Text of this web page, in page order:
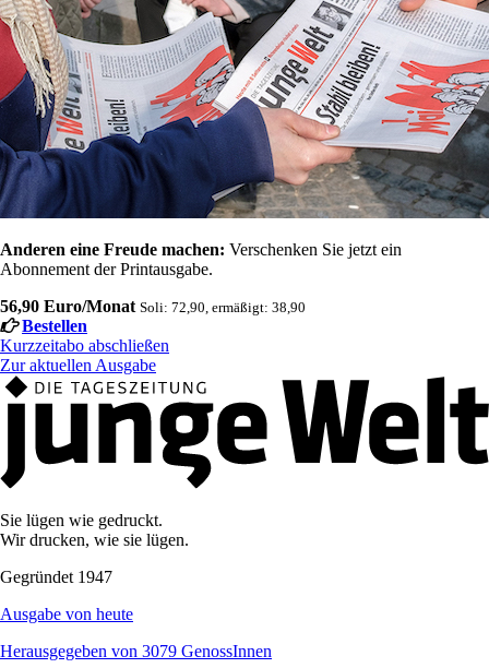
Anderen eine Freude machen: Verschenken Sie jetzt ein
Abonnement der Printausgabe.
56,90 Euro/Monat Soli: 72,90, ermäßigt: 38,90
Bestellen
Kurzzeitabo abschließen
Zur aktuellen Ausgabe
Sie lügen wie gedruckt.
Wir drucken, wie sie lügen.
Gegründet 1947
Ausgabe von heute
Herausgegeben von 3079 GenossInnen